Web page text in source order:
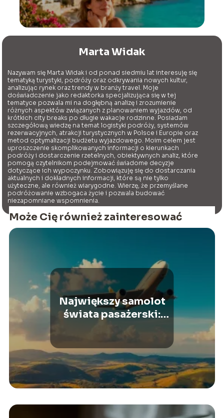
Marta Widak
Nazywam się Marta Widak i od ponad siedmiu lat interesuję się
tematyką turystyki, podróży oraz odkrywania nowych kultur,
analizując rynek oraz trendy w branży travel. Moje
doświadczenie jako redaktorka specjalizująca się w tej
tematyce pozwala mi na dogłębną analizę i zrozumienie
różnych aspektów związanych z planowaniem wyjazdów, od
krótkich city breaks po długie wakacje rodzinne. Posiadam
szczegółową wiedzę na temat logistyki podróży, systemów
rezerwacyjnych, atrakcji turystycznych w Polsce i Europie oraz
metod optymalizacji budżetu wyjazdowego. Moim celem jest
uproszczenie skomplikowanych informacji o kierunkach
podróży i dostarczenie rzetelnych, obiektywnych analiz, które
pomogą czytelnikom podejmować świadome decyzje
dotyczące ich wypoczynku. Zobowiązuję się do dostarczania
aktualnych i dokładnych informacji, które są nie tylko
użyteczne, ale również wiarygodne. Wierzę, że przemyślane
podróżowanie wzbogaca życie i pozwala budować
niezapomniane wspomnienia.
Może Cię również zainteresować
Największy samolot
świata pasażerski:
odkryj fenomen
Airbusa A380